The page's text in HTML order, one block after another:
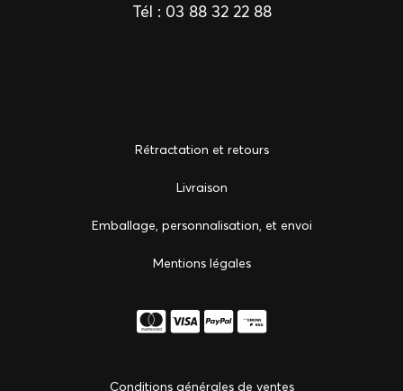
Tél : 03 88 32 22 88
Rétractation et retours
Livraison
Emballage, personnalisation, et envoi
Mentions légales
Conditions générales de ventes